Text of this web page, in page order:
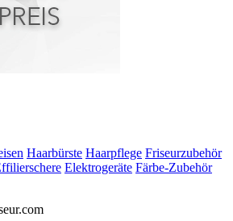
Haarbürste Haarpflege Friseurzubehör
Elektrogeräte Färbe-Zubehör